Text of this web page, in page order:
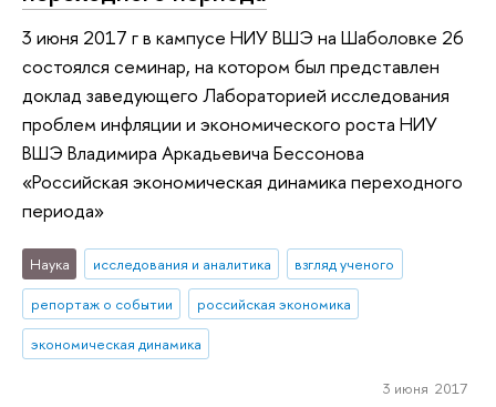
3 июня 2017 г в кампусе НИУ ВШЭ на Шаболовке 26
cостоялся семинар, на котором был представлен
доклад заведующего Лабораторией исследования
проблем инфляции и экономического роста НИУ
ВШЭ Владимира Аркадьевича Бессонова
«Российская экономическая динамика переходного
периода»
Наука исследования и аналитика
взгляд ученого
репортаж о событии
российская экономика
экономическая динамика
3 июня 2017